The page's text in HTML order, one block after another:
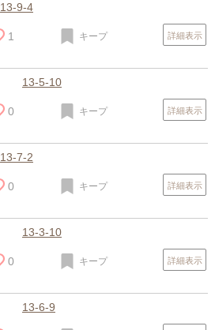
13-9-4
1 キープ 詳細表示
13-5-10
0 キープ 詳細表示
13-7-2
0 キープ 詳細表示
13-3-10
0 キープ 詳細表示
13-6-9